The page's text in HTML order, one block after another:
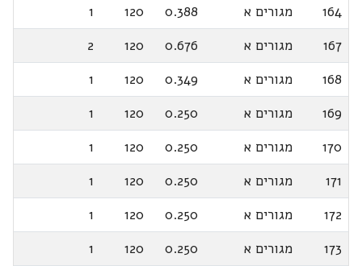
164
מגורים א 0.388
120
1
167
מגורים א 0.676
120
2
168
מגורים א 0.349
120
1
169
מגורים א 0.250
120
1
170
מגורים א 0.250
120
1
171
מגורים א 0.250
120
1
172
מגורים א 0.250
120
1
173
מגורים א 0.250
120
1